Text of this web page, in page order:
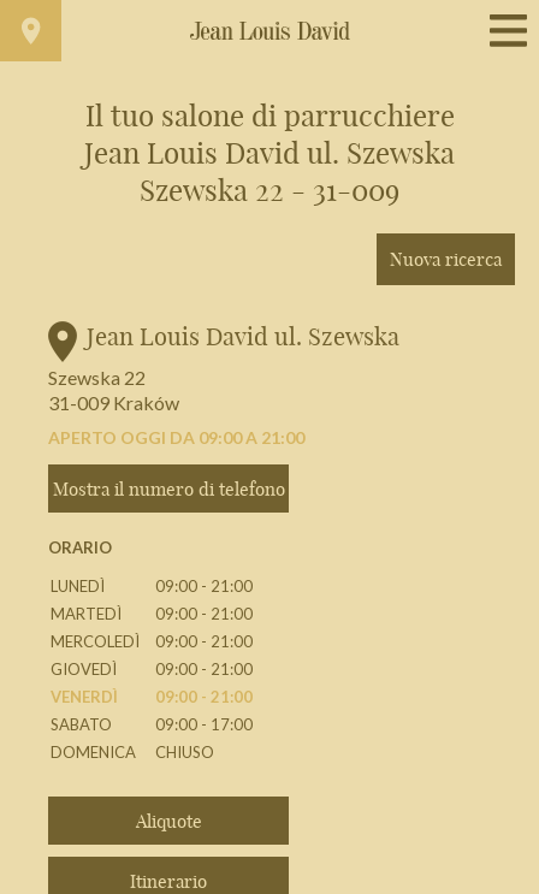
Trova un salone vicino a casa tua
Il tuo salone di parrucchiere
Jean Louis David ul. Szewska
Szewska 22 - 31-009
Nuova ricerca
Jean Louis David ul. Szewska
Szewska 22
31-009 Kraków
APERTO OGGI DA 09:00 A 21:00
Mostra il numero di telefono
ORARIO
LUNEDÌ
09:00 - 21:00
MARTEDÌ
09:00 - 21:00
MERCOLEDÌ
09:00 - 21:00
GIOVEDÌ
09:00 - 21:00
VENERDÌ
09:00 - 21:00
SABATO
09:00 - 17:00
DOMENICA
CHIUSO
Aliquote
Itinerario